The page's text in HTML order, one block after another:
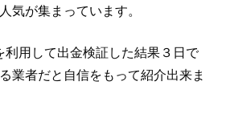
気が集まっています。
用して出金検証した結果３日で
業者だと自信をもって紹介出来ま